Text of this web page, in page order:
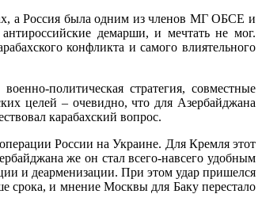
а Россия была одним из членов МГ ОБСЕ и
демарши, и мечтать не мог.
конфликта и самого влиятельного
политическая стратегия, совместные
целей – очевидно, что для Азербайджана
карабахский вопрос.
России на Украине. Для Кремля этот
же он стал всего-навсего удобным
и деарменизации. При этом удар пришелся
срока, и мнение Москвы для Баку перестало